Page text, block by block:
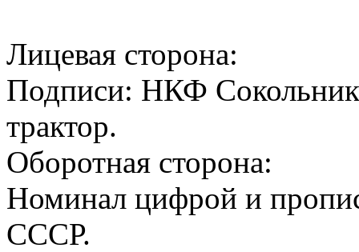
Лицевая сторона:
Подписи: НКФ
трактор.
Оборотная сторона:
Номинал цифрой и
СССР.